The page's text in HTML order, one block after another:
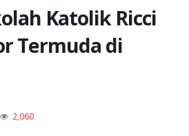
Katolik Ricci
Termuda di
2,060